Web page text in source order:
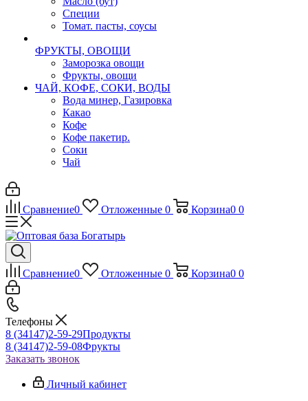
Специи
Томат. пасты, соусы
ФРУКТЫ, ОВОЩИ
Заморозка овощи
Фрукты, овощи
ЧАЙ, КОФЕ, СОКИ, ВОДЫ
Вода минер, Газировка
Какао
Кофе
Кофе пакетир.
Соки
Чай
Сравнение0 Отложенные 0 Корзина0 0
Сравнение0 Отложенные 0 Корзина0 0
Телефоны
8 (34147)2-59-29Продукты
8 (34147)2-59-08Фрукты
Заказать звонок
Личный кабинет